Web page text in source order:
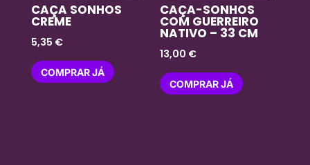
CAÇA SONHOS
CREME
5,35 €
COMPRAR JÁ
CAÇA-SONHOS
COM GUERREIRO
NATIVO – 33 CM
13,00 €
COMPRAR JÁ